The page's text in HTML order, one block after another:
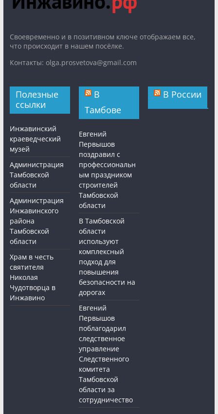
Cвоевременно и в позитивном ключе отображаем все,
что происходит в нашем посёлке.
Контакты: olga.prosvetova@gmail.com
Полезные
ссылки
Инжавинский
краеведческий
музей
Администрация
Тамбовской
области
Администрация
Инжавинского
района
Тамбовской
области
Храм в честь
святителя
Николая
Чудотворца в
Инжавино
В
Тамбове
Евгений
Первышов
поздравил с
профессиональн
ым праздником
строителей
Тамбовской
области
В Тамбовской
области
используют
комплексный
подход для
повышения
безопасности на
дорогах
Евгений
Первышов
поблагодарил
следственное
управление
Следственного
комитета
Тамбовской
области за
сотрудничество
В России